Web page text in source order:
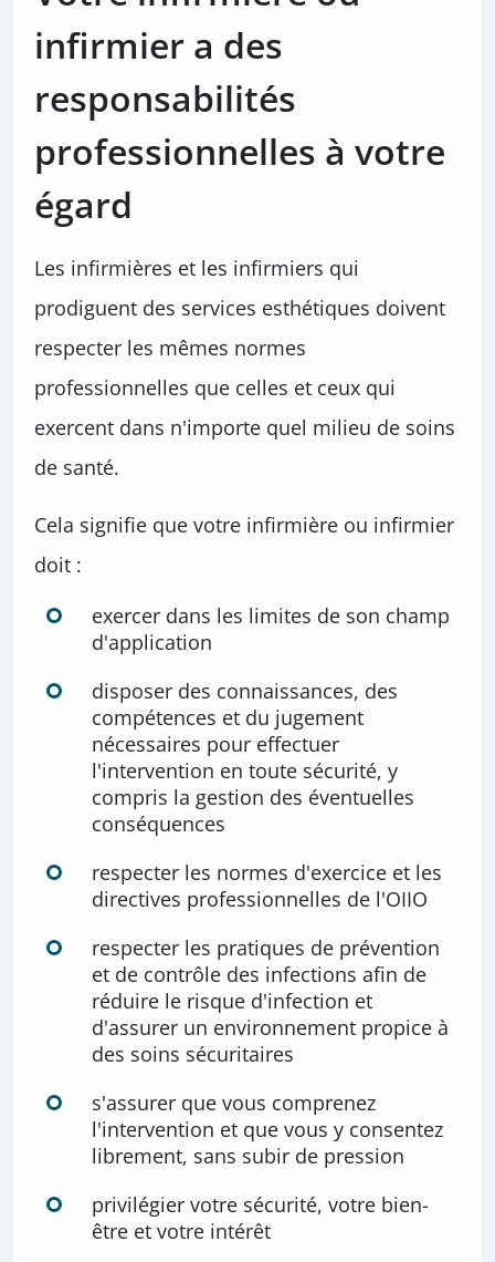
infirmier a des
responsabilités
professionnelles à votre
égard
Les infirmières et les infirmiers qui
prodiguent des services esthétiques doivent
respecter les mêmes normes
professionnelles que celles et ceux qui
exercent dans n'importe quel milieu de soins
de santé.
Cela signifie que votre infirmière ou infirmier
doit :
exercer dans les limites de son champ
d'application
disposer des connaissances, des
compétences et du jugement
nécessaires pour effectuer
l'intervention en toute sécurité, y
compris la gestion des éventuelles
conséquences
respecter les normes d'exercice et les
directives professionnelles de l'OIIO
respecter les pratiques de prévention
et de contrôle des infections afin de
réduire le risque d'infection et
d'assurer un environnement propice à
des soins sécuritaires
s'assurer que vous comprenez
l'intervention et que vous y consentez
librement, sans subir de pression
privilégier votre sécurité, votre bien-
être et votre intérêt